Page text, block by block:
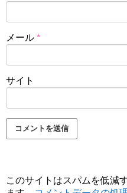
メール *
サイト
このサイトはスパムを低減